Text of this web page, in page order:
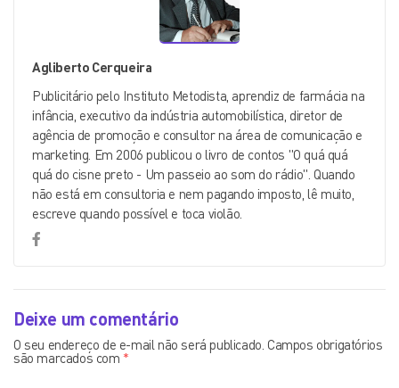
Agliberto Cerqueira
Publicitário pelo Instituto Metodista, aprendiz de farmácia na
infância, executivo da indústria automobilística, diretor de
agência de promoção e consultor na área de comunicação e
marketing. Em 2006 publicou o livro de contos "O quá quá
quá do cisne preto - Um passeio ao som do rádio". Quando
não está em consultoria e nem pagando imposto, lê muito,
escreve quando possível e toca violão.
Deixe um comentário
O seu endereço de e-mail não será publicado. Campos obrigatórios
são marcados com *